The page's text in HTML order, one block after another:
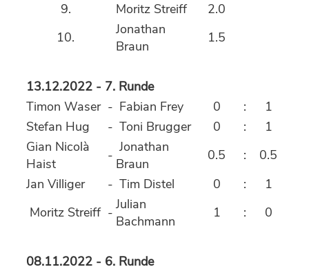
9.
Moritz Streiff
2.0
10.
Jonathan
Braun
1.5
13.12.2022 - 7. Runde
Timon Waser - Fabian Frey 0 :
1
Stefan Hug
- Toni Brugger 0 :
1
Gian Nicolà
Haist
- Jonathan
Braun
0.5 :
0.5
Jan Villiger
- Tim Distel 0 :
1
Moritz Streiff - Julian
Bachmann
1 : 0
08.11.2022 - 6. Runde